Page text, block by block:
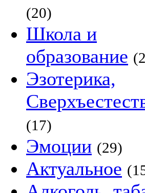
(20)
Школа и
образование
Эзотерика,
(17)
Эмоции (29)
Актуальное